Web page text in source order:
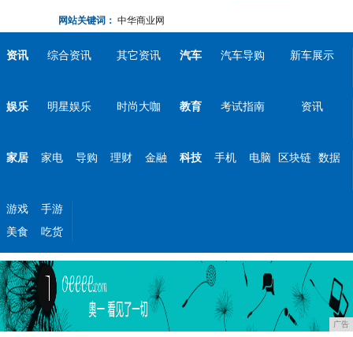
网站关键词： 中华商业网
资讯 综合资讯 其它资讯 汽车 汽车导购 新车展示
娱乐 明星娱乐 时尚大咖 教育 考试指南 资讯
家居 家电 导购 理财 金融 科技 手机 电脑 区块链 数据
游戏
手游
美食
吃货
广告